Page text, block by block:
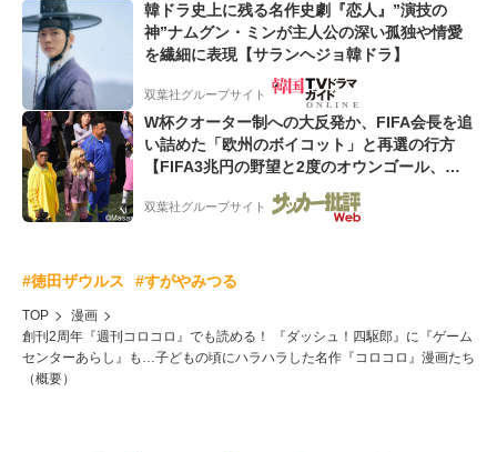
韓ドラ史上に残る名作史劇『恋人』”演技の
神”ナムグン・ミンが主人公の深い孤独や情愛
を繊細に表現【サランヘジョ韓ドラ】
双葉社グループサイト
W杯クオーター制への大反発か、FIFA会長を追
い詰めた「欧州のボイコット」と再選の行方
【FIFA3兆円の野望と2度のオウンゴール、来
双葉社グループサイト
#徳田ザウルス #すがやみつる
TOP
漫画
創刊2周年『週刊コロコロ』でも読める！ 『ダッシュ！四駆郎』に『ゲーム
センターあらし』も…子どもの頃にハラハラした名作『コロコロ』漫画たち
（概要）